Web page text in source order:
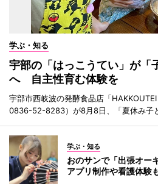
学ぶ・知る
宇部の「はっこうてい」が「
へ 自主性育む体験を
宇部市西岐波の発酵食品店「
0836-52-8283）が8月8日、「夏休み子
学ぶ・知る
おのサンで「出張オー
アプリ制作や看護体験